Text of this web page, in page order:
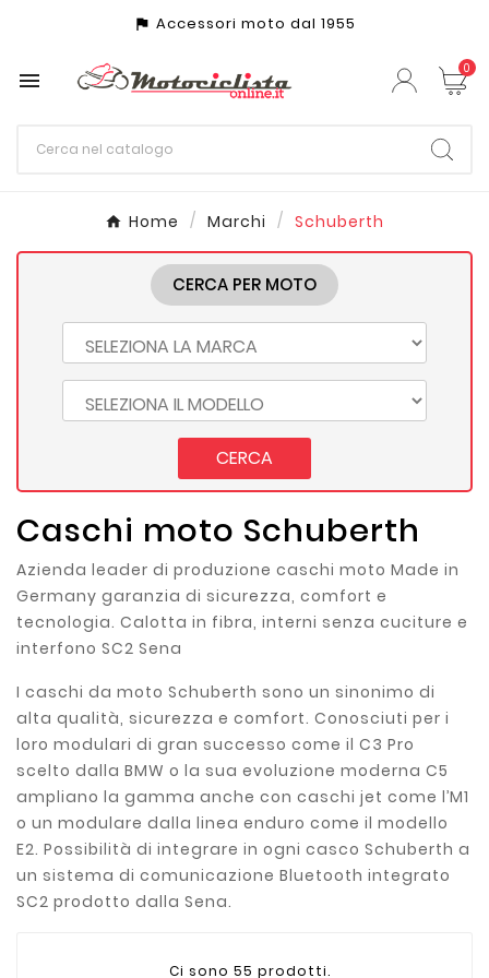
assistant_photo Accessori moto dal 1955
 0
Home Marchi Schuberth
CERCA PER MOTO
CERCA
Caschi moto Schuberth
Azienda leader di produzione caschi moto Made in
Germany garanzia di sicurezza, comfort e
tecnologia. Calotta in fibra, interni senza cuciture e
interfono SC2 Sena
I caschi da moto Schuberth sono un sinonimo di
alta qualità, sicurezza e comfort. Conosciuti per i
loro modulari di gran successo come il C3 Pro
scelto dalla BMW o la sua evoluzione moderna C5
ampliano la gamma anche con caschi jet come l’M1
o un modulare dalla linea enduro come il modello
E2. Possibilità di integrare in ogni casco Schuberth a
un sistema di comunicazione Bluetooth integrato
SC2 prodotto dalla Sena.
Ci sono 55 prodotti.